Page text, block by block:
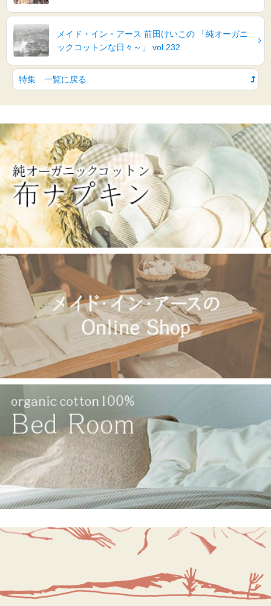
メイド・イン・アース 前田けいこの 「純オーガニ
ックコットンな日々～」 vol.232
特集 一覧に戻る